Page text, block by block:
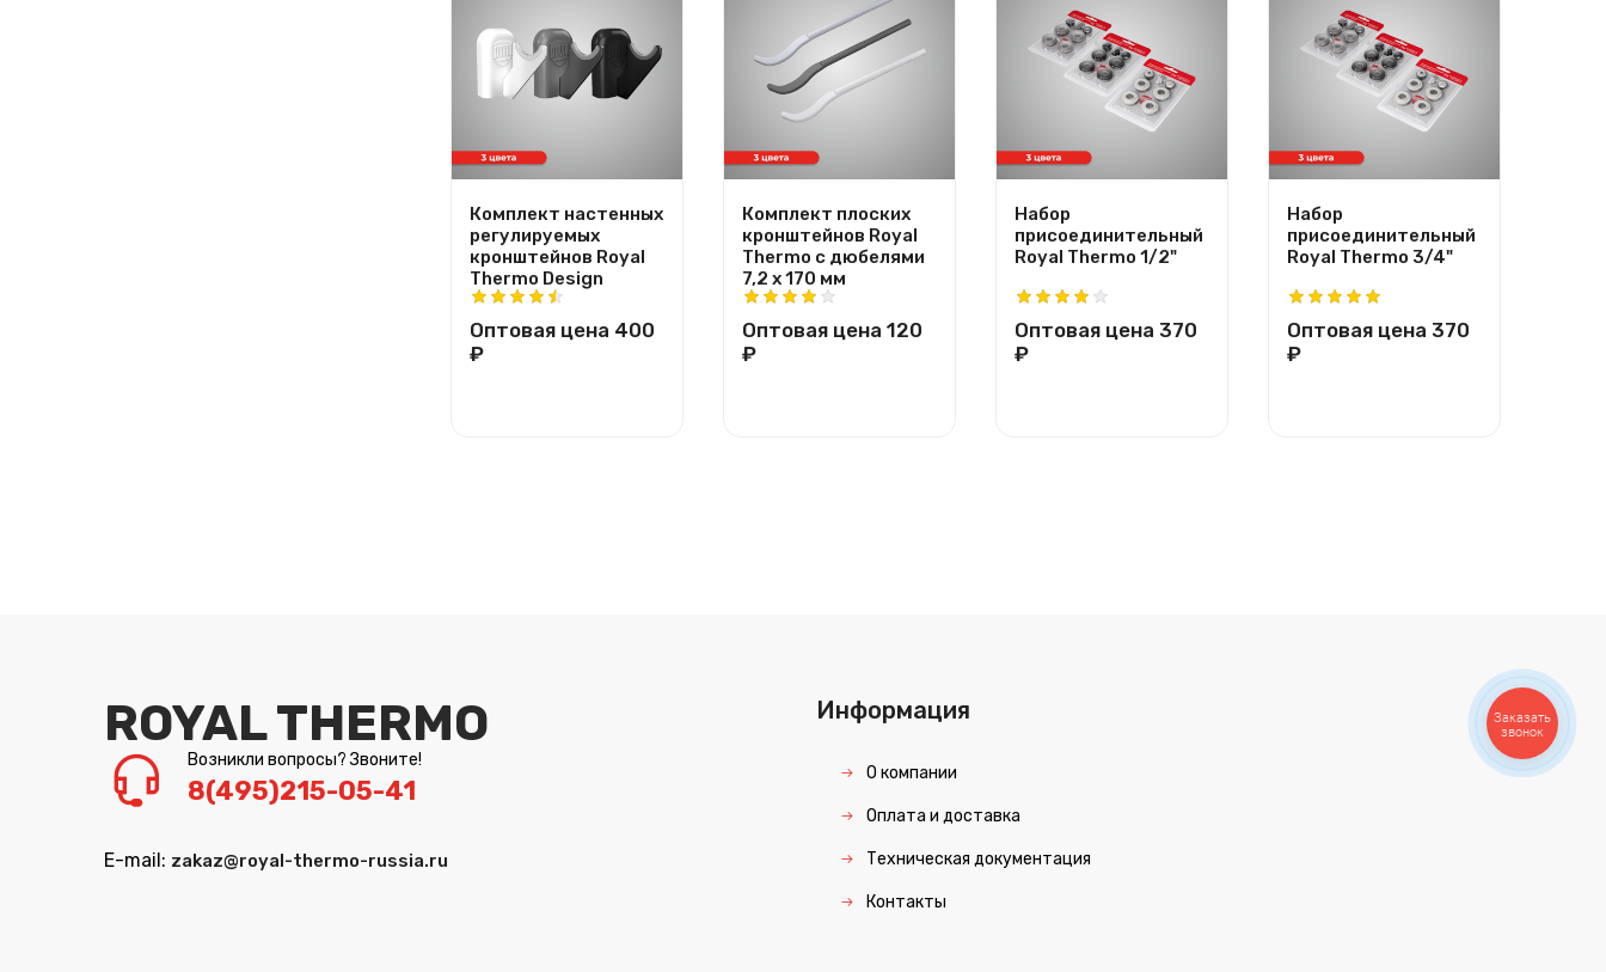
Комплект настенных
регулируемых
кронштейнов Royal
Thermo Design
Оптовая цена 400
₽
Комплект плоских
кронштейнов Royal
Thermo с дюбелями
7,2 х 170 мм
Оптовая цена 120
₽
Набор
присоединительный
Royal Thermo 1/2"
Оптовая цена 370
₽
Набор
присоединительный
Royal Thermo 3/4"
Оптовая цена 370
₽
ROYAL THERMO
Возникли вопросы? Звоните!
8(495)215-05-41
E-mail: zakaz@royal-thermo-russia.ru
Информация
О компании
Оплата и доставка
Техническая документация
Контакты
Заказать
звонок